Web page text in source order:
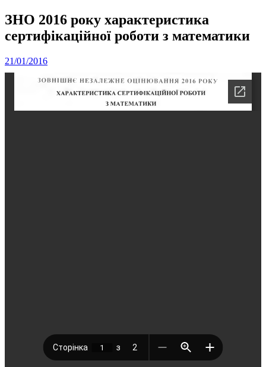
ЗНО 2016 року характеристика
сертифікаційної роботи з математики
21/01/2016